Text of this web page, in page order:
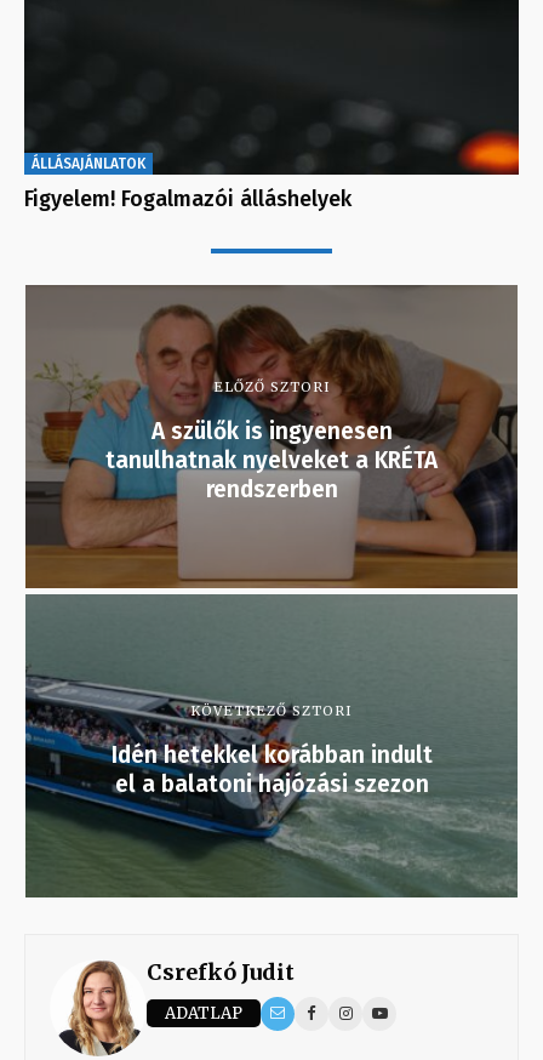
ÁLLÁSAJÁNLATOK
Figyelem! Fogalmazói álláshelyek
ELŐZŐ SZTORI
A szülők is ingyenesen
tanulhatnak nyelveket a KRÉTA
rendszerben
KÖVETKEZŐ SZTORI
Idén hetekkel korábban indult
el a balatoni hajózási szezon
Csrefkó Judit
ADATLAP